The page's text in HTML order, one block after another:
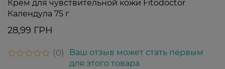
Крем для чувствительной кожи Fitodoctor
Календула 75 г
28,99 ГРН
0
Ваш отзыв может стать первым
для этого товара